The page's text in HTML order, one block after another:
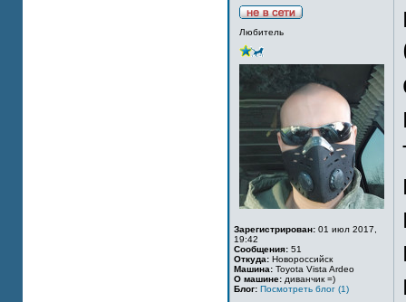
Любитель
Зарегистрирован: 01 июл 2017,
19:42
Сообщения: 51
Откуда: Новороссийск
Машина: Toyota Vista Ardeo
О машине: диванчик =)
Блог: Посмотреть блог (1)